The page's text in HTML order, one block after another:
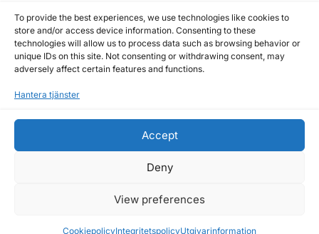
To provide the best experiences, we use technologies like cookies to
store and/or access device information. Consenting to these
technologies will allow us to process data such as browsing behavior or
unique IDs on this site. Not consenting or withdrawing consent, may
adversely affect certain features and functions.
Hantera tjänster
Accept
Deny
View preferences
CookiepolicyIntegritetspolicyUtgivarinformation
Cookiepolicy
Disclaimer
Redaktionell policy
Utgivarinformation
Allmänna frågor: info@affarsstaden.se | Tipsa
annons@affarsstaden.se
© 2026 Affärsstaden.se | 2025 Alla rättigheter